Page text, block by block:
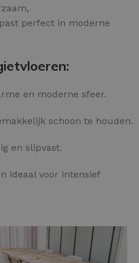
perfect in moderne
en moderne sfeer.
schoon te houden.
en slipvast.
ideaal voor intensief